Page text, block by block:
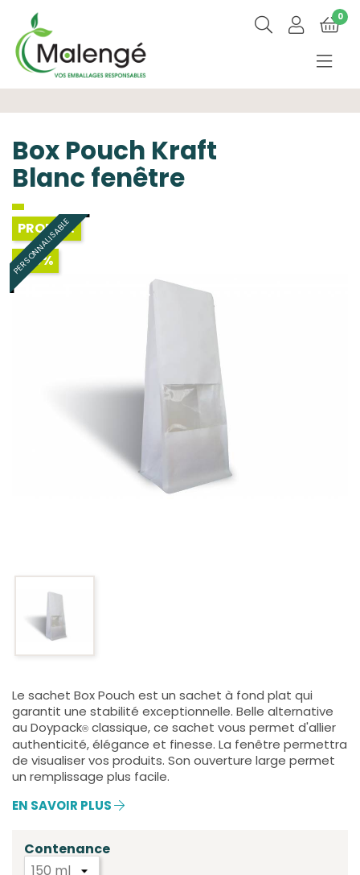
0
Box Pouch Kraft
Blanc fenêtre
Le sachet Box Pouch est un sachet à fond plat qui
garantit une stabilité exceptionnelle. Belle alternative
au Doypack® classique, ce sachet vous permet d'allier
authenticité, élégance et finesse. La fenêtre permettra
de visualiser vos produits. Son ouverture large permet
un remplissage plus facile.
EN SAVOIR PLUS
Contenance
PROMO !
-30%
PERSONNALISABLE